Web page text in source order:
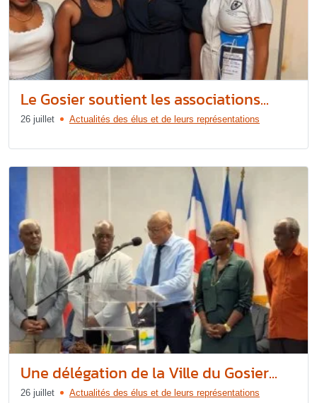
Le Gosier soutient les associations...
26 juillet Actualités des élus et de leurs représentations
Une délégation de la Ville du Gosier...
26 juillet Actualités des élus et de leurs représentations